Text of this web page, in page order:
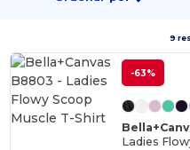
9
-63%
Ladies